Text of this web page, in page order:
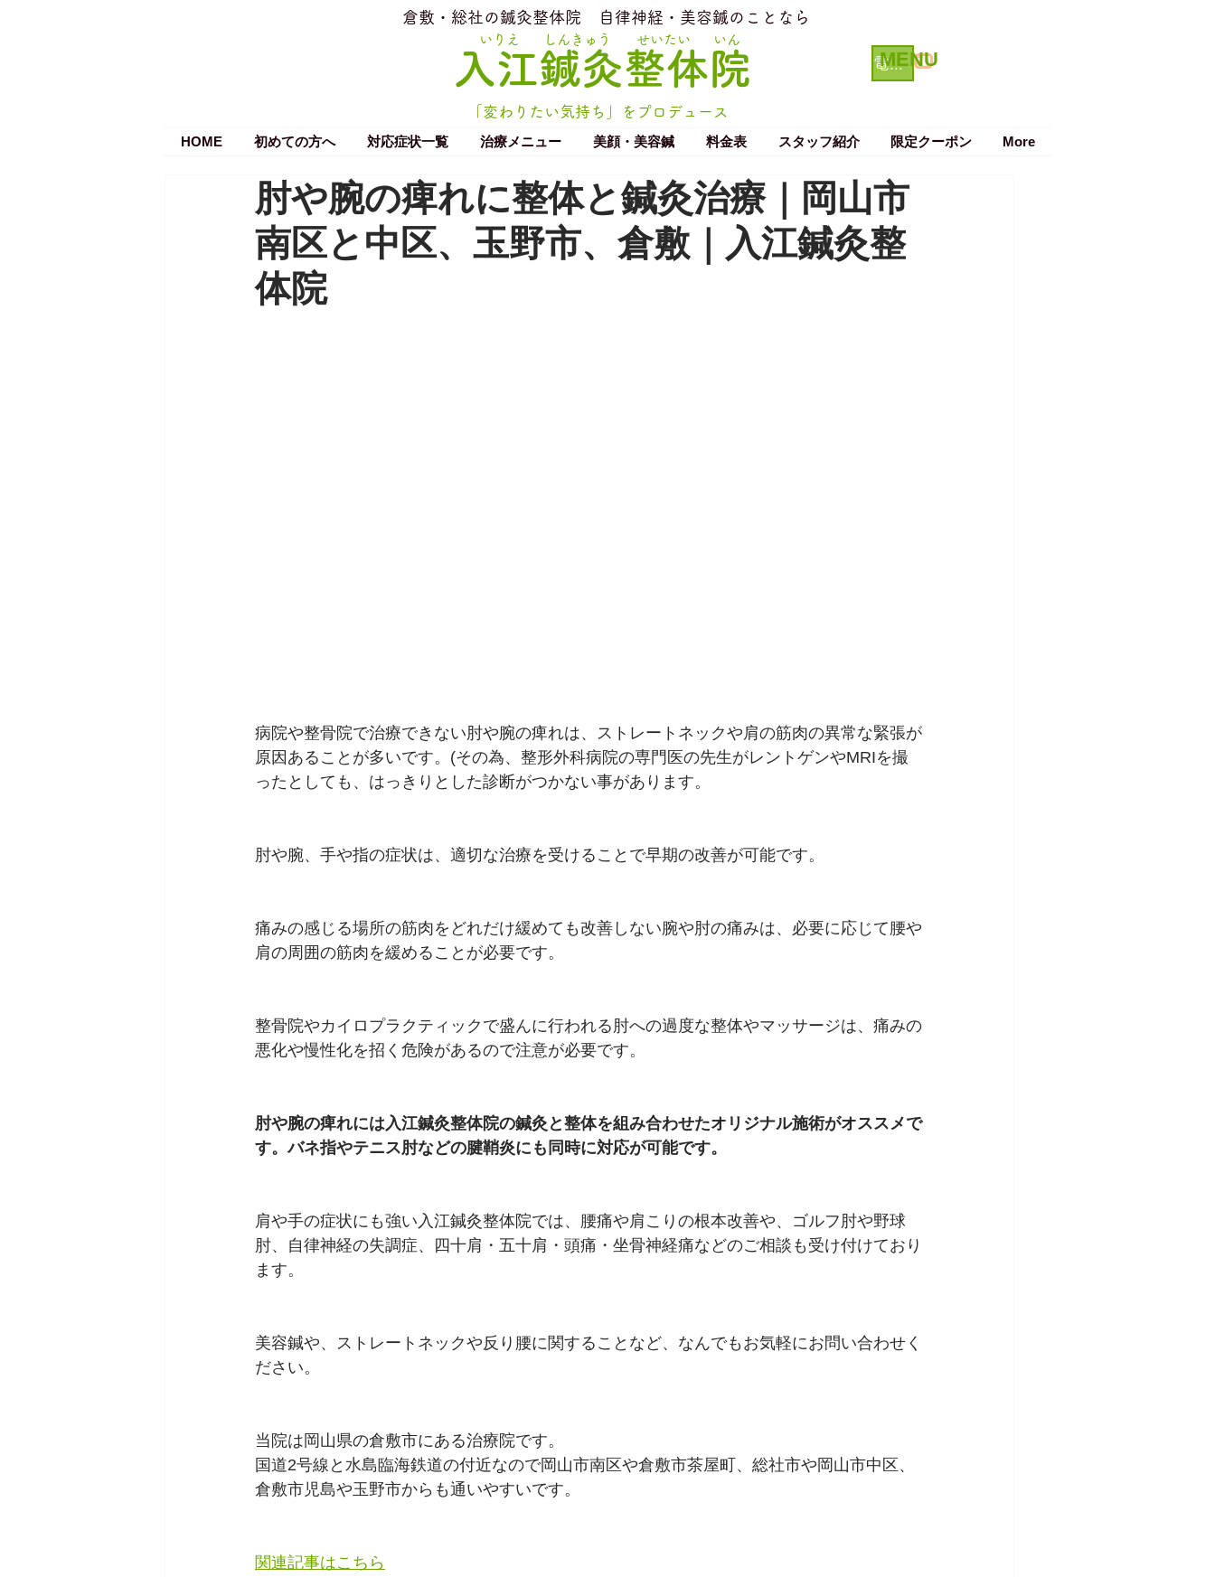
いりえ
​倉敷・総社の鍼灸整体院 ​自律神経・美容鍼のことなら
​入江鍼灸整体院
せいたい
しんきゅう いん
電話で予約する クーポン
MENU
「変わりたい気持ち」をプロデュース
HOME
初めての方へ 対応症状一覧 治療メニュー 美顔・美容鍼 料金表 スタッフ紹介 限定クーポン More
肘や腕の痺れに整体と鍼灸治療｜岡山市
南区と中区、玉野市、倉敷｜入江鍼灸整
体院
病院や整骨院で治療できない肘や腕の痺れは、ストレートネックや肩の筋肉の異常な緊張が
原因あることが多いです。(その為、整形外科病院の専門医の先生がレントゲンやMRIを撮
ったとしても、はっきりとした診断がつかない事があります。
肘や腕、手や指の症状は、適切な治療を受けることで早期の改善が可能です。
痛みの感じる場所の筋肉をどれだけ緩めても改善しない腕や肘の痛みは、必要に応じて腰や
肩の周囲の筋肉を緩めることが必要です。
整骨院やカイロプラクティックで盛んに行われる肘への過度な整体やマッサージは、痛みの
悪化や慢性化を招く危険があるので注意が必要です。
肘や腕の痺れには入江鍼灸整体院の鍼灸と整体を組み合わせたオリジナル施術がオススメで
す。バネ指やテニス肘などの腱鞘炎にも同時に対応が可能です。
肩や手の症状にも強い入江鍼灸整体院では、腰痛や肩こりの根本改善や、ゴルフ肘や野球
肘、自律神経の失調症、四十肩・五十肩・頭痛・坐骨神経痛などのご相談も受け付けており
ます。
美容鍼や、ストレートネックや反り腰に関することなど、なんでもお気軽にお問い合わせく
ださい。
当院は岡山県の倉敷市にある治療院です。
国道2号線と水島臨海鉄道の付近なので岡山市南区や倉敷市茶屋町、総社市や岡山市中区、
倉敷市児島や玉野市からも通いやすいです。
関連記事はこちら